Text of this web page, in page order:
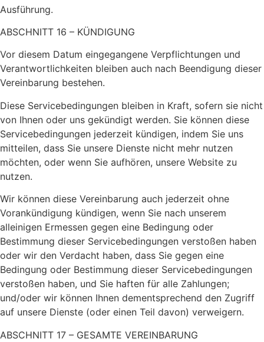
Ausführung.
ABSCHNITT 16 – KÜNDIGUNG
Vor diesem Datum eingegangene Verpflichtungen und
Verantwortlichkeiten bleiben auch nach Beendigung dieser
Vereinbarung bestehen.
Diese Servicebedingungen bleiben in Kraft, sofern sie nicht
von Ihnen oder uns gekündigt werden. Sie können diese
Servicebedingungen jederzeit kündigen, indem Sie uns
mitteilen, dass Sie unsere Dienste nicht mehr nutzen
möchten, oder wenn Sie aufhören, unsere Website zu
nutzen.
Wir können diese Vereinbarung auch jederzeit ohne
Vorankündigung kündigen, wenn Sie nach unserem
alleinigen Ermessen gegen eine Bedingung oder
Bestimmung dieser Servicebedingungen verstoßen haben
oder wir den Verdacht haben, dass Sie gegen eine
Bedingung oder Bestimmung dieser Servicebedingungen
verstoßen haben, und Sie haften für alle Zahlungen;
und/oder wir können Ihnen dementsprechend den Zugriff
auf unsere Dienste (oder einen Teil davon) verweigern.
ABSCHNITT 17 – GESAMTE VEREINBARUNG